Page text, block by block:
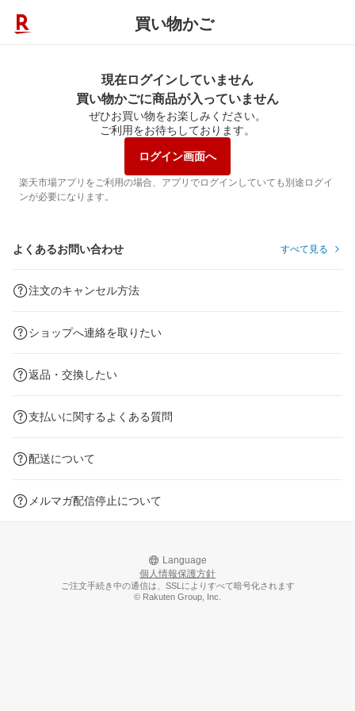
買い物かご
現在ログインしていません
買い物かごに商品が入っていません
ぜひお買い物をお楽しみください。
ご利用をお待ちしております。
ログイン画面へ
楽天市場アプリをご利用の場合、アプリでログインしていても別途ログイ
ンが必要になります。
よくあるお問い合わせ すべて見る
注文のキャンセル方法
ショップへ連絡を取りたい
返品・交換したい
支払いに関するよくある質問
配送について
メルマガ配信停止について
Language
個人情報保護方針
ご注文手続き中の通信は、SSLによりすべて暗号化されます
© Rakuten Group, Inc.